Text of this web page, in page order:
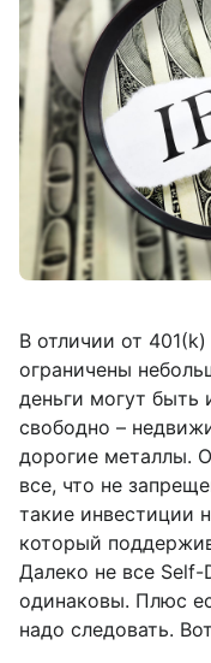
В отличии от
ограничены
деньги могут быть
свободно –
дорогие металлы.
все, что не
такие инвестиции
который
Далеко не все
одинаковы. Плюс
надо следовать.